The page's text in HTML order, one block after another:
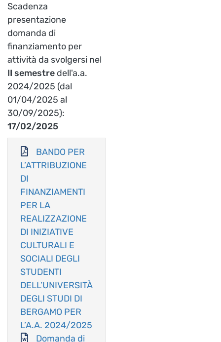
Scadenza
presentazione
domanda di
finanziamento per
attività da svolgersi nel
II semestre dell'a.a.
2024/2025 (dal
01/04/2025 al
30/09/2025):
17/02/2025
BANDO PER
L’ATTRIBUZIONE
DI
FINANZIAMENTI
PER LA
REALIZZAZIONE
DI INIZIATIVE
CULTURALI E
SOCIALI DEGLI
STUDENTI
DELL’UNIVERSITÀ
DEGLI STUDI DI
BERGAMO PER
L’A.A. 2024/2025
Domanda di